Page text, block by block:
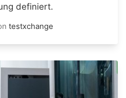
definiert.
testxchange